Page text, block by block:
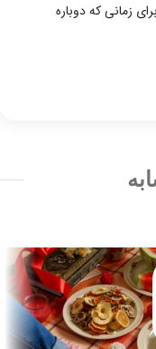
زمانی که دوباره